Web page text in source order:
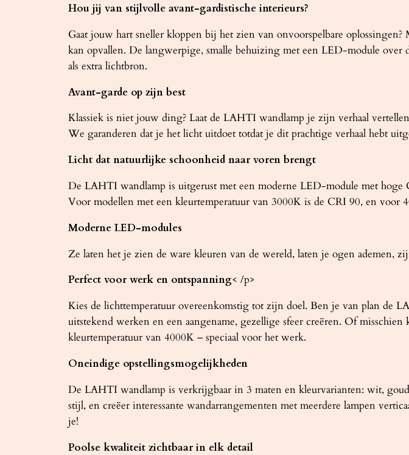
a
Hou jij van stijlvolle avant-gardistische interieurs?
Gaat jouw hart sneller kloppen bij het zien van onvoorspelbare
kan opvallen. De langwerpige, smalle behuizing met een LED-module
als extra lichtbron.
Avant-garde op zijn best
Klassiek is niet jouw ding? Laat de LAHTI wandlamp je zijn verhaal
We garanderen dat je het licht uitdoet totdat je dit prachtige verhaal hebt
Licht dat natuurlijke schoonheid naar voren brengt
De LAHTI wandlamp is uitgerust met een moderne LED-module met
Voor modellen met een kleurtemperatuur van 3000K is de CRI 90, en voor
Moderne LED-modules
Ze laten het je zien de ware kleuren van de wereld, laten je ogen ademen,
Perfect voor werk en ontspanning< /p>
Kies de lichttemperatuur overeenkomstig tot zijn doel. Ben je van plan de
uitstekend werken en een aangename, gezellige sfeer creëren. Of
kleurtemperatuur van 4000K – speciaal voor het werk.
Oneindige opstellingsmogelijkheden
De LAHTI wandlamp is verkrijgbaar in 3 maten en kleurvarianten: wit,
stijl, en creëer interessante wandarrangementen met meerdere lampen
je!
Poolse kwaliteit zichtbaar in elk detail